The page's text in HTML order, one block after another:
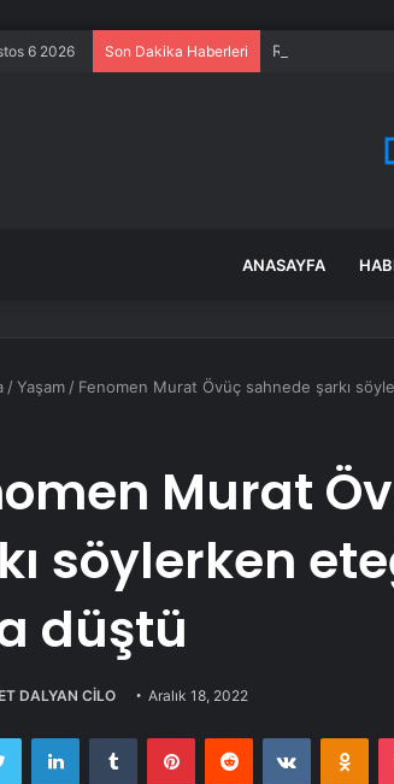
6 2026 Son Dakika Haberleri Rusya’da yakıt
ANASAYFA
/Yaşam / Fenomen Murat Övüç sahnede şarkı
Murat
söylerken
düştü
DALYAN CİLO Aralık 18, 2022
Twitter LinkedInTumblr PinterestReddit VKontakte